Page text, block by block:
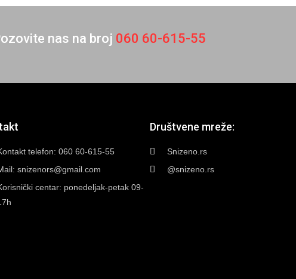
nas na broj 060 60-615-55
telefon: 060 60-615-55
snizenors@gmail.com
centar: ponedeljak-petak 09-
Društvene mreže:
Snizeno.rs
@snizeno.rs